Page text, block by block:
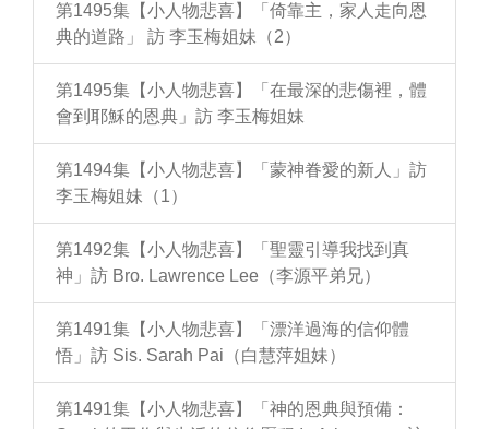
第1495集【小人物悲喜】「倚靠主，家人走向恩
典的道路」 訪 李玉梅姐妹（2）
第1495集【小人物悲喜】「在最深的悲傷裡，體
會到耶穌的恩典」訪 李玉梅姐妹
第1494集【小人物悲喜】「蒙神眷愛的新人」訪
李玉梅姐妹（1）
第1492集【小人物悲喜】「聖靈引導我找到真
神」訪 Bro. Lawrence Lee（李源平弟兄）
第1491集【小人物悲喜】「漂洋過海的信仰體
悟」訪 Sis. Sarah Pai（白慧萍姐妹）
第1491集【小人物悲喜】「神的恩典與預備：